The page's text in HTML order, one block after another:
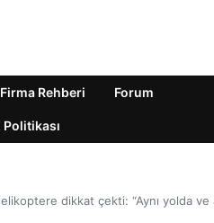
Firma Rehberi Forum
Politikası
dikkat çekti: “Aynı yolda